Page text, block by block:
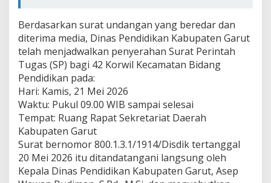
Berdasarkan surat undangan yang beredar dan
diterima media, Dinas Pendidikan Kabupaten Garut
telah menjadwalkan penyerahan Surat Perintah
Tugas (SP) bagi 42 Korwil Kecamatan Bidang
Pendidikan pada:
Hari: Kamis, 21 Mei 2026
Waktu: Pukul 09.00 WIB sampai selesai
Tempat: Ruang Rapat Sekretariat Daerah
Kabupaten Garut
Surat bernomor 800.1.3.1/1914/Disdik tertanggal
20 Mei 2026 itu ditandatangani langsung oleh
Kepala Dinas Pendidikan Kabupaten Garut, Asep